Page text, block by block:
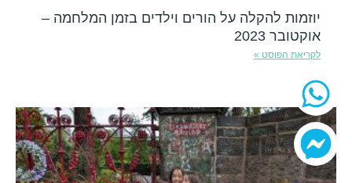
יוזמות להקלה על הורים וילדים בזמן המלחמה –
אוקטובר 2023
לקריאת הפוסט »